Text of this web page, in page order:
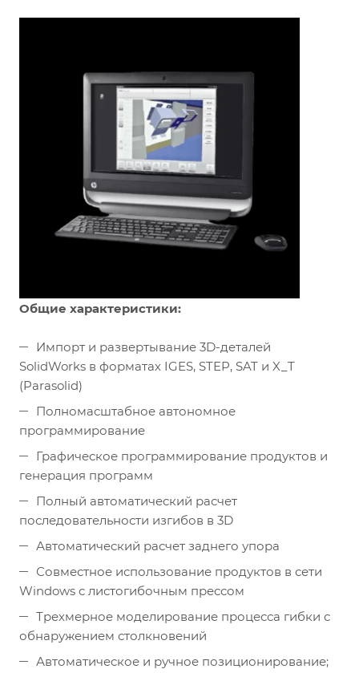
Общие характеристики:
Импорт и развертывание 3D-деталей
SolidWorks в форматах IGES, STEP, SAT и X_T
(Parasolid)
Полномасштабное автономное
программирование
Графическое программирование продуктов и
генерация программ
Полный автоматический расчет
последовательности изгибов в 3D
Автоматический расчет заднего упора
Совместное использование продуктов в сети
Windows с листогибочным прессом
Трехмерное моделирование процесса гибки с
обнаружением столкновений
Автоматическое и ручное позиционирование;